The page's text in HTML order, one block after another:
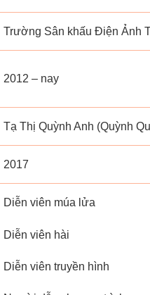
Trường Sân khấu Điện Ảnh
2012 – nay
Tạ Thị Quỳnh Anh (Quỳnh
2017
Diễn viên múa lửa
Diễn viên hài
Diễn viên truyền hình